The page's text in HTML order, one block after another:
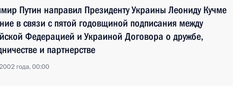
Путин направил Президенту Украины Леониду Кучме
в связи с пятой годовщиной подписания между
Федерацией и Украиной Договора о дружбе,
и партнерстве
года, 00:00